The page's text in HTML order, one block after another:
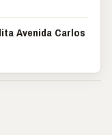
Avenida Carlos